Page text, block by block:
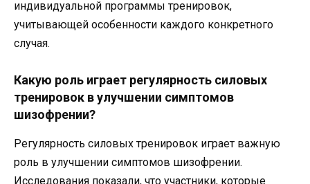
индивидуальной программы тренировок,
учитывающей особенности каждого конкретного
случая.
Какую роль играет регулярность силовых
тренировок в улучшении симптомов
шизофрении?
Регулярность силовых тренировок играет важную
роль в улучшении симптомов шизофрении.
Исследования показали, что участники, которые